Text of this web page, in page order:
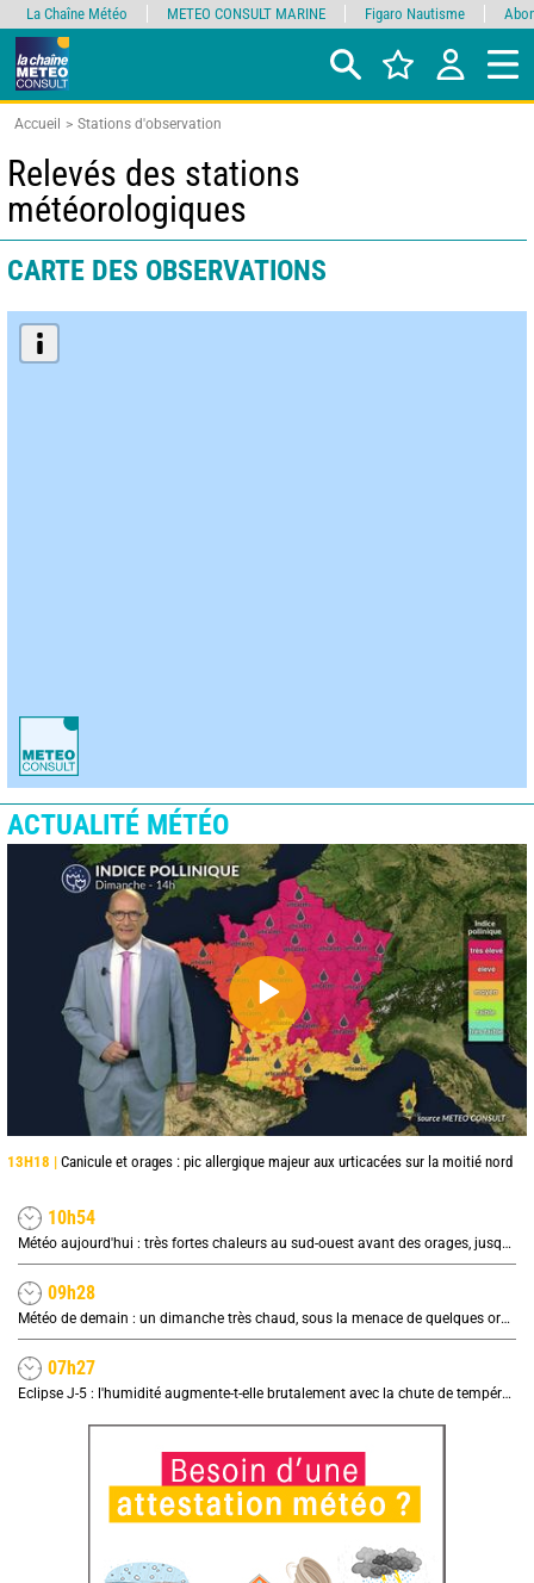
Accueil Stations d'observation
Relevés des stations
météorologiques
CARTE DES OBSERVATIONS
ACTUALITÉ MÉTÉO
13H18 | Canicule et orages : pic allergique majeur aux urticacées sur la moitié nord
10h54
Météo aujourd'hui : très fortes chaleurs au sud-ouest avant des orages, jusqu'à 39°C
09h28
Météo de demain : un dimanche très chaud, sous la menace de quelques orages
07h27
Eclipse J-5 : l'humidité augmente-t-elle brutalement avec la chute de température pendant l'éclipse du 12 août ?
La Chaîne Météo METEO CONSULT MARINE Figaro Nautisme